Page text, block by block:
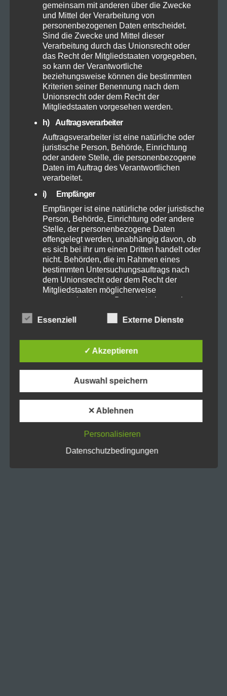
gemeinsam mit anderen über die Zwecke
und Mittel der Verarbeitung von
personenbezogenen Daten entscheidet.
Sind die Zwecke und Mittel dieser
Verarbeitung durch das Unionsrecht oder
das Recht der Mitgliedstaaten vorgegeben,
so kann der Verantwortliche
beziehungsweise können die bestimmten
Kriterien seiner Benennung nach dem
Unionsrecht oder dem Recht der
Mitgliedstaaten vorgesehen werden.
h) Auftragsverarbeiter
Auftragsverarbeiter ist eine natürliche oder
juristische Person, Behörde, Einrichtung
oder andere Stelle, die personenbezogene
Daten im Auftrag des Verantwortlichen
verarbeitet.
i) Empfänger
Empfänger ist eine natürliche oder juristische
Person, Behörde, Einrichtung oder andere
Stelle, der personenbezogene Daten
offengelegt werden, unabhängig davon, ob
es sich bei ihr um einen Dritten handelt oder
nicht. Behörden, die im Rahmen eines
bestimmten Untersuchungsauftrags nach
dem Unionsrecht oder dem Recht der
Mitgliedstaaten möglicherweise
personenbezogene Daten erhalten, gelten
Dritter ist eine natürliche oder juristische
Person, Behörde, Einrichtung oder andere
Stelle außer der betroffenen Person, dem
Verantwortlichen, dem Auftragsverarbeiter
und den Personen, die unter der
unmittelbaren Verantwortung des
Verantwortlichen oder des
Auftragsverarbeiters befugt sind, die
personenbezogenen Daten zu verarbeiten.
k) Einwilligung
Einwilligung ist jede von der betroffenen
Essenziell Externe Dienste
✓ Akzeptieren
Auswahl speichern
✕ Ablehnen
Personalisieren
Datenschutzbedingungen